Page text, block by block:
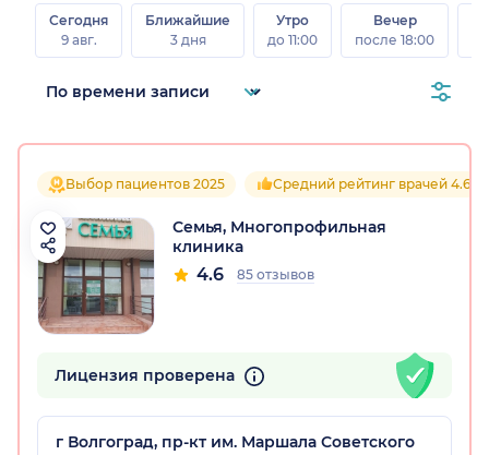
обл.)
Сегодня
9 авг.
Ближайшие
3 дня
Утро
до 11:00
Вечер
после 18:00
Выбор пациентов 2025 Средний рейтинг врачей 4.6
Семья, Многопрофильная
клиника
4.6 85 отзывов
Лицензия проверена
г Волгоград, пр-кт им. Маршала Советского